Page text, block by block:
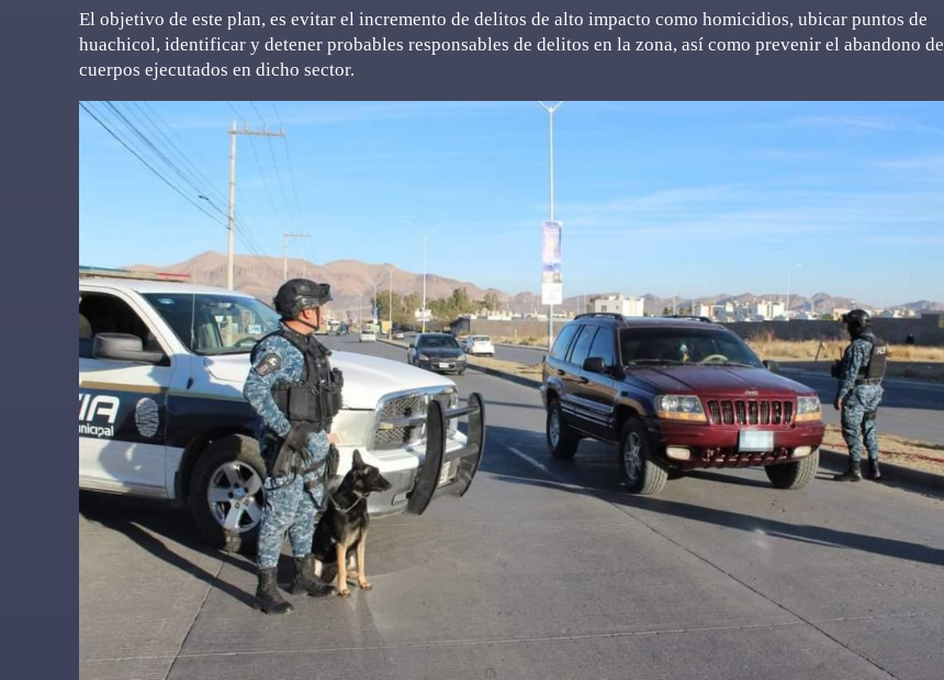
El objetivo de este plan, es evitar el incremento de delitos de alto impacto como homicidios, ubicar puntos de
huachicol, identificar y detener probables responsables de delitos en la zona, así como prevenir el abandono de
cuerpos ejecutados en dicho sector.